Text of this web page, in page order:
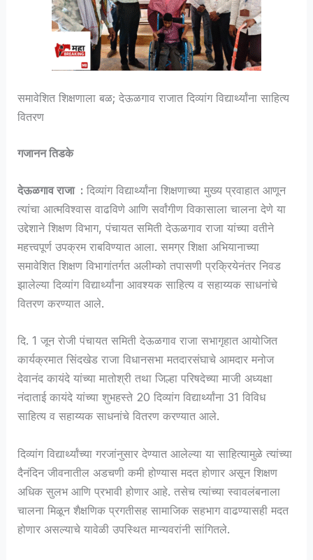
समावेशित शिक्षणाला बळ; देऊळगाव राजात दिव्यांग विद्यार्थ्यांना साहित्य
वितरण
गजानन तिडके
देऊळगाव राजा : दिव्यांग विद्यार्थ्यांना शिक्षणाच्या मुख्य प्रवाहात आणून
त्यांचा आत्मविश्वास वाढविणे आणि सर्वांगीण विकासाला चालना देणे या
उद्देशाने शिक्षण विभाग, पंचायत समिती देऊळगाव राजा यांच्या वतीने
महत्त्वपूर्ण उपक्रम राबविण्यात आला. समग्र शिक्षा अभियानाच्या
समावेशित शिक्षण विभागांतर्गत अलीम्को तपासणी प्रक्रियेनंतर निवड
झालेल्या दिव्यांग विद्यार्थ्यांना आवश्यक साहित्य व सहाय्यक साधनांचे
वितरण करण्यात आले.
दि. 1 जून रोजी पंचायत समिती देऊळगाव राजा सभागृहात आयोजित
कार्यक्रमात सिंदखेड राजा विधानसभा मतदारसंघाचे आमदार मनोज
देवानंद कायंदे यांच्या मातोश्री तथा जिल्हा परिषदेच्या माजी अध्यक्षा
नंदाताई कायंदे यांच्या शुभहस्ते 20 दिव्यांग विद्यार्थ्यांना 31 विविध
साहित्य व सहाय्यक साधनांचे वितरण करण्यात आले.
दिव्यांग विद्यार्थ्यांच्या गरजांनुसार देण्यात आलेल्या या साहित्यामुळे त्यांच्या
दैनंदिन जीवनातील अडचणी कमी होण्यास मदत होणार असून शिक्षण
अधिक सुलभ आणि प्रभावी होणार आहे. तसेच त्यांच्या स्वावलंबनाला
चालना मिळून शैक्षणिक प्रगतीसह सामाजिक सहभाग वाढण्यासही मदत
होणार असल्याचे यावेळी उपस्थित मान्यवरांनी सांगितले.